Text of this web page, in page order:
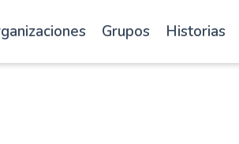
Grupos Historias